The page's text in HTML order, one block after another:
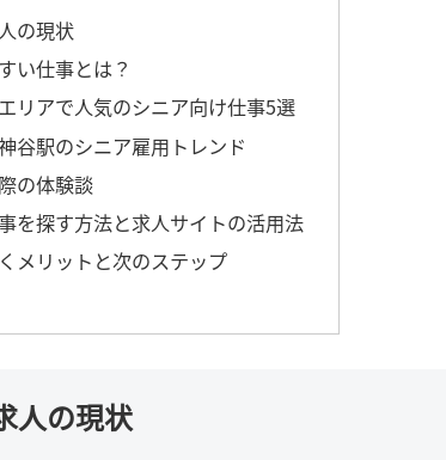
の現状
い仕事とは？
リアで人気のシニア向け仕事5選
谷駅のシニア雇用トレンド
の体験談
を探す方法と求人サイトの活用法
メリットと次のステップ
人の現状